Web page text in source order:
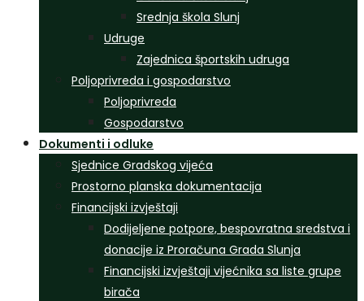
Srednja škola Slunj
Udruge
Zajednica športskih udruga
Poljoprivreda i gospodarstvo
Poljoprivreda
Gospodarstvo
Dokumenti i odluke
Sjednice Gradskog vijeća
Prostorno planska dokumentacija
Financijski izvještaji
Dodijeljene potpore, bespovratna sredstva i
donacije iz Proračuna Grada Slunja
Financijski izvještaji vijećnika sa liste grupe
birača